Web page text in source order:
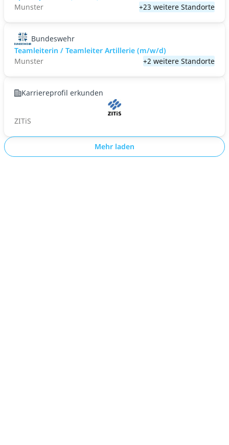
Munster
+23 weitere Standorte
Bundeswehr
Teamleiterin / Teamleiter Artillerie (m/w/d)
Munster
+2 weitere Standorte
Karriereprofil erkunden
ZITiS
Mehr laden